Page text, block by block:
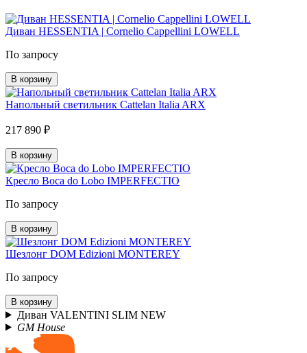
Диван HESSENTIA | Cornelio Cappellini LOWELL
По запросу
В корзину
Напольный светильник Cattelan Italia ARX
217 890 ₽
В корзину
Кресло Boca do Lobo IMPERFECTIO
По запросу
В корзину
Шезлонг DOM Edizioni MONTEREY
По запросу
В корзину
Диван VALENTINI SLIM NEW
GM House